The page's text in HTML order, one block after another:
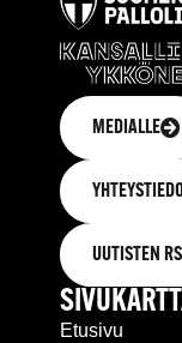
MEDIALLE
UUTISTEN
Etusivu